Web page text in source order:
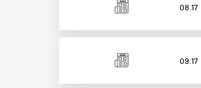
08.17
09.17